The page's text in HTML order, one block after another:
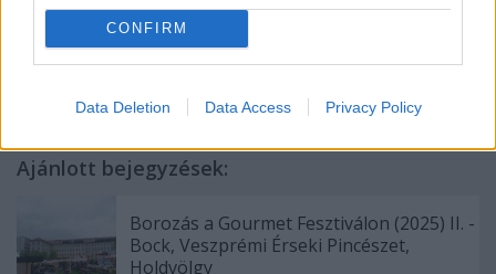
CONFIRM
Data Deletion Data Access Privacy Policy
sauvignon blanc pinot blanc
pont 2015 2016 tegnap ittam
Ajánlott bejegyzések:
Borozás a Gourmet Fesztiválon (2025) II. -
Bock, Veszprémi Érseki Pincészet,
Holdvölgy